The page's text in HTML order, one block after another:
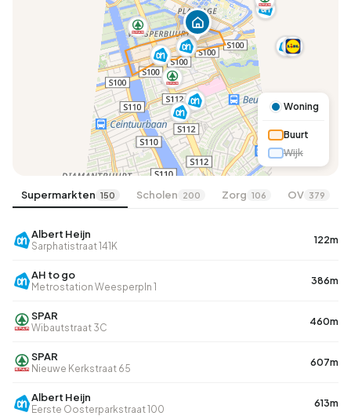
Woning
Buurt
Wijk
Supermarkten 150 Scholen 200 Zorg 106 OV 379
Albert Heijn
Sarphatistraat 141K
122m
AH to go
Metrostation Weesperpln 1
386m
SPAR
Wibautstraat 3C
460m
SPAR
Nieuwe Kerkstraat 65
607m
Albert Heijn
Eerste Oosterparkstraat 100
613m